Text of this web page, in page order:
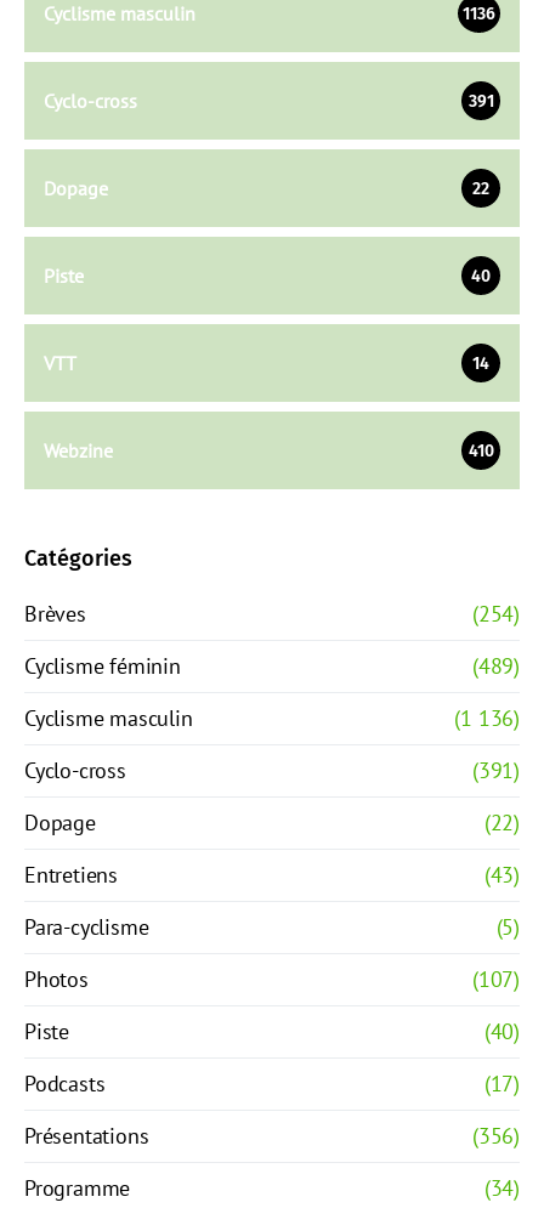
Cyclisme masculin 1136
Cyclo-cross 391
Dopage 22
Piste 40
VTT 14
Webzine 410
Catégories
Brèves
(254)
Cyclisme féminin
(489)
Cyclisme masculin
(1 136)
Cyclo-cross
(391)
Dopage
(22)
Entretiens
(43)
Para-cyclisme
(5)
Photos
(107)
Piste
(40)
Podcasts
(17)
Présentations
(356)
Programme
(34)